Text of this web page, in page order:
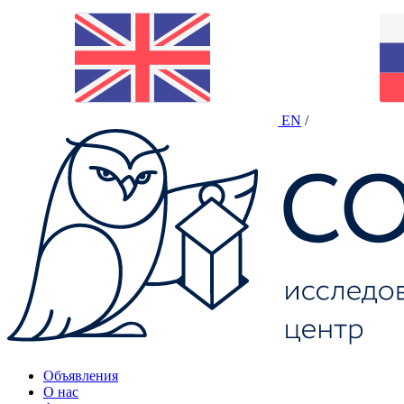
EN /
Объявления
О нас